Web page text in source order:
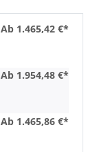
Ab 1.465,42 €*
Ab 1.954,48 €*
Ab 1.465,86 €*